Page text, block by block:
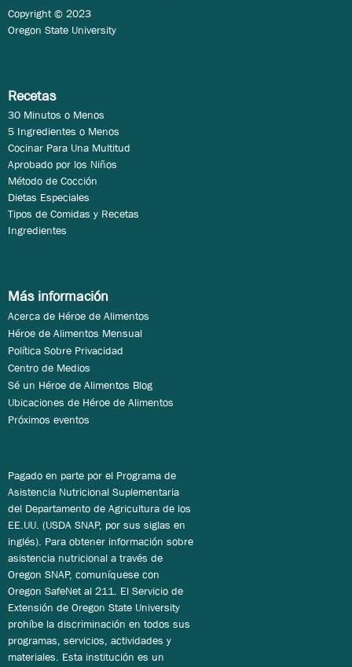
Copyright © 2023
Oregon State University
Recetas
30 Minutos o Menos
5 Ingredientes o Menos
Cocinar Para Una Multitud
Aprobado por los Niños
Método de Cocción
Dietas Especiales
Tipos de Comidas y Recetas
Ingredientes
Más información
Acerca de Héroe de Alimentos
Héroe de Alimentos Mensual
Política Sobre Privacidad
Centro de Medios
Sé un Héroe de Alimentos Blog
Ubicaciones de Héroe de Alimentos
Próximos eventos
Pagado en parte por el Programa de
Asistencia Nutricional Suplementaria
del Departamento de Agricultura de los
EE.UU. (USDA SNAP, por sus siglas en
inglés). Para obtener información sobre
asistencia nutricional a través de
Oregon SNAP, comuníquese con
Oregon SafeNet al 211. El Servicio de
Extensión de Oregon State University
prohíbe la discriminación en todos sus
programas, servicios, actividades y
materiales. Esta institución es un